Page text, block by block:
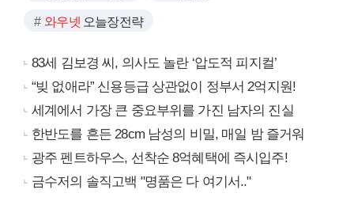
와우넷 오늘장전략
83세 김보경 씨, 의사도 놀란 ‘압도적 피지컬’
“빚 없애라” 신용등급 상관없이 정부서 2억지원!
세계에서 가장 큰 중요부위를 가진 남자의 진실
한반도를 흔든 28cm 남성의 비밀, 매일 밤 즐거워
광주 펜트하우스, 선착순 8억혜택에 즉시입주!
금수저의 솔직고백 "명품은 다 여기서.."